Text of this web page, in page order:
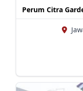
Perum Citra